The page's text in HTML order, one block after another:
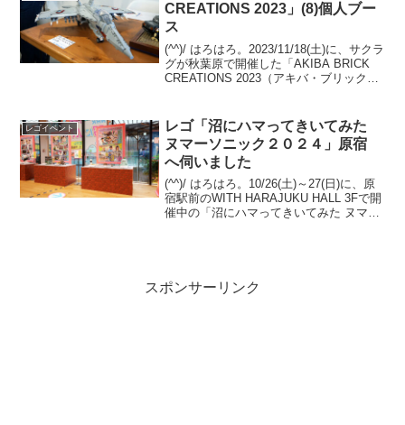
CREATIONS 2023」(8)個人ブー
ス
(^^)/ はろはろ。2023/11/18(土)に、サクラ
グが秋葉原で開催した「AKIBA BRICK
CREATIONS 2023（アキバ・ブリック・
スの画像が...
レゴイベント
レゴ「沼にハマってきいてみた
ヌマーソニック２０２４」原宿
へ伺いました
(^^)/ はろはろ。10/26(土)～27(日)に、原
宿駅前のWITH HARAJUKU HALL 3Fで開
催中の「沼にハマってきいてみた ヌマー
スポンサーリンク